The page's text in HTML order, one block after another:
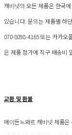
캐비넷의 모든 제품은 한국
있습니다. 문의는 제품별 하
070-8098-4165 또는 카카오
은 제품 정가에 직구 배송비
교환 및 환불
메이든느와르 캐비넷 제품